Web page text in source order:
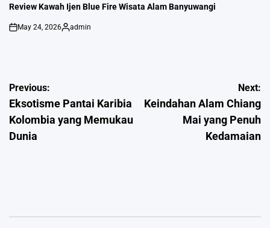
IN
Review Kawah Ijen Blue Fire Wisata Alam Banyuwangi
on
May 24, 2026
Posted
admin
Post
navigation
Previous:
Eksotisme Pantai Karibia
Kolombia yang Memukau
Dunia
Next:
Keindahan Alam Chiang
Mai yang Penuh
Kedamaian